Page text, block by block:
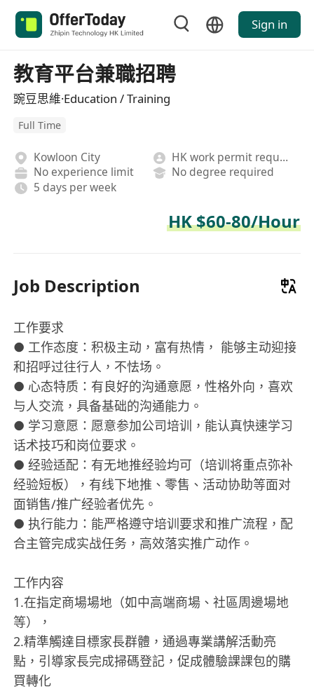
Sign in
教育平台兼職招聘
豌豆思維·Education / Training
Full Time
Kowloon City
HK work permit required
No experience limit
No degree required
5 days per week
HK $60-80/Hour
Job Description
工作要求
● 工作态度：积极主动，富有热情， 能够主动迎接
和招呼过往行人，不怯场。
● 心态特质：有良好的沟通意愿，性格外向，喜欢
与人交流，具备基础的沟通能力。
● 学习意愿：愿意参加公司培训，能认真快速学习
话术技巧和岗位要求。
● 经验适配：有无地推经验均可（培训将重点弥补
经验短板），有线下地推、零售、活动协助等面对
面销售/推广经验者优先​。
● 执行能力：能严格遵守培训要求和推广流程，配
合主管完成实战任务，高效落实推广动作。
工作内容
1.在指定商場場地（如中高端商場、社區周邊場地
等），
2.精準觸達目標家長群體，通過專業講解活動亮
點，引導家長完成掃碼登記，促成體驗課課包的購
買轉化